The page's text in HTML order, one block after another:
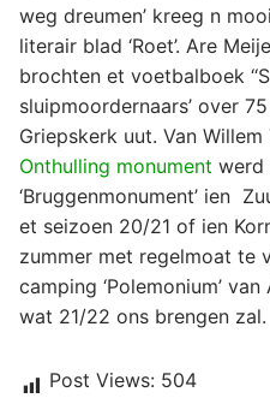
weg dreumen’ kreeg n
literair blad ‘Roet’. Are
brochten et voetbalboek
sluipmoordernaars’ over
Griepskerk uut. Van
Onthulling monument werd
‘Bruggenmonument’ ien
et seizoen 20/21 of ien
zummer met regelmoat te
camping ‘Polemonium’
wat 21/22 ons brengen zal.
Post Views: 504